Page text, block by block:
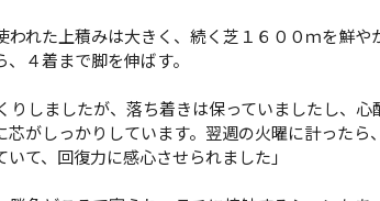
れた上積みは大きく、続く芝１６００ｍを鮮や
４着まで脚を伸ばす。
りしましたが、落ち着きは保っていましたし、心
がしっかりしています。翌週の火曜に計ったら、
て、回復力に感心させられました」